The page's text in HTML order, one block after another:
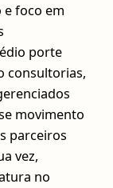
e foco em
porte
consultorias,
movimento
parceiros
vez,
no